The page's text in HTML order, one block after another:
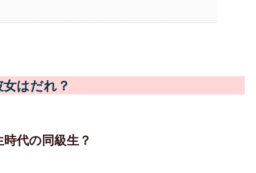
はだれ？
代の同級生？